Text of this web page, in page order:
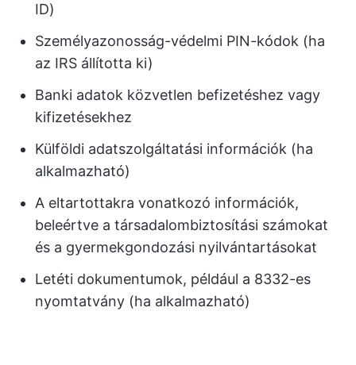
ID)
Személyazonosság-védelmi PIN-kódok (ha
az IRS állította ki)
Banki adatok közvetlen befizetéshez vagy
kifizetésekhez
Külföldi adatszolgáltatási információk (ha
alkalmazható)
A eltartottakra vonatkozó információk,
beleértve a társadalombiztosítási számokat
és a gyermekgondozási nyilvántartásokat
Letéti dokumentumok, például a 8332-es
nyomtatvány (ha alkalmazható)